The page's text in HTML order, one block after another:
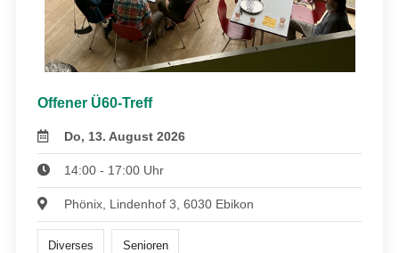
Offener Ü60-Treff
Do, 13. August 2026
14:00 - 17:00 Uhr
Phönix, Lindenhof 3, 6030 Ebikon
Diverses Senioren